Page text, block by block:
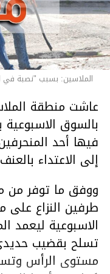
الملاسين: بسبب "نصبة
عاشت منطقة
بالسوق
فيها أحد
إلى الاعتداء
ووفق ما توفر من
طرفين النزاع على
الاسبوعية ليعمد
تسلح بقضيب
مستوى الرأس